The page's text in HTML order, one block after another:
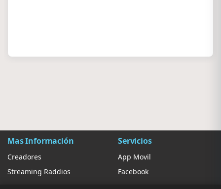
Mas Información
Creadores
Streaming Raddios
Servicios
App Movil
Facebook